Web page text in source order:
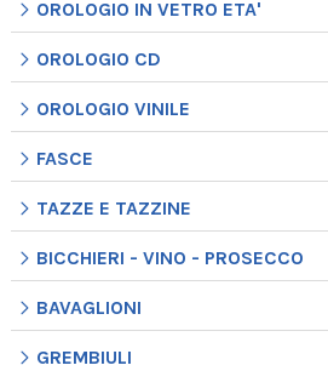
OROLOGIO IN VETRO ETA'
OROLOGIO CD
OROLOGIO VINILE
FASCE
TAZZE E TAZZINE
BICCHIERI - VINO - PROSECCO
BAVAGLIONI
GREMBIULI